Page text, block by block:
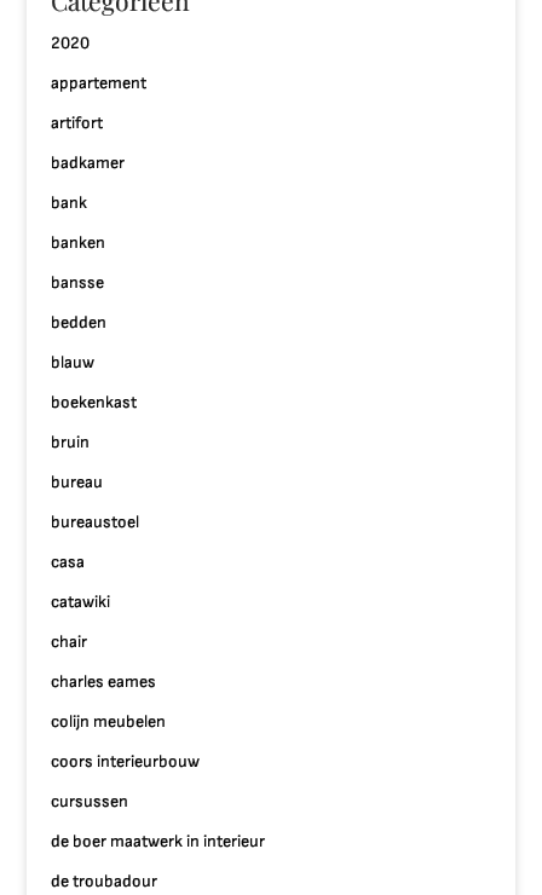
2020
appartement
artifort
badkamer
bank
banken
bansse
bedden
blauw
boekenkast
bruin
bureau
bureaustoel
casa
catawiki
chair
charles eames
colijn meubelen
coors interieurbouw
cursussen
de boer maatwerk in interieur
de troubadour